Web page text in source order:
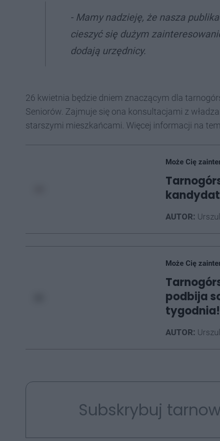
- Mamy nadzieję, że nasza
cieszyć się dużym
dodają urzędnicy.
26 kwietnia będzie dniem znaczącym dla
Seniorów. Zajmuje się ona konsultacjami z
starszymi mieszkańcami. Więcej informacji na
Może Cię
AUTOR:
Może Cię
podbija
tygodnia!
AUTOR:
Subskrybuj